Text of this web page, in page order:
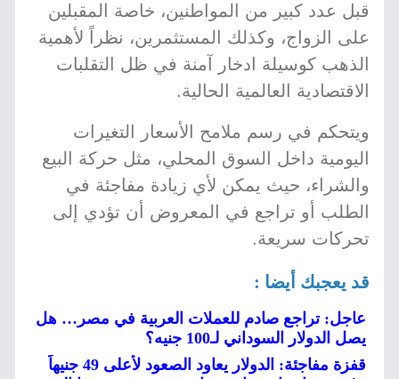
قبل عدد كبير من المواطنين، خاصة المقبلين
على الزواج، وكذلك المستثمرين، نظراً لأهمية
الذهب كوسيلة ادخار آمنة في ظل التقلبات
الاقتصادية العالمية الحالية.
ويتحكم في رسم ملامح الأسعار التغيرات
اليومية داخل السوق المحلي، مثل حركة البيع
والشراء، حيث يمكن لأي زيادة مفاجئة في
الطلب أو تراجع في المعروض أن تؤدي إلى
تحركات سريعة.
قد يعجبك أيضا :
عاجل: تراجع صادم للعملات العربية في مصر… هل
يصل الدولار السوداني لـ100 جنيه؟
قفزة مفاجئة: الدولار يعاود الصعود لأعلى 49 جنيهاً